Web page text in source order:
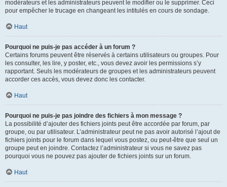
modérateurs et les administrateurs peuvent le modifier ou le supprimer. Ceci
pour empêcher le trucage en changeant les intitulés en cours de sondage.
Haut
Pourquoi ne puis-je pas accéder à un forum ?
Certains forums peuvent être réservés à certains utilisateurs ou groupes. Pour
les consulter, les lire, y poster, etc., vous devez avoir les permissions s’y
rapportant. Seuls les modérateurs de groupes et les administrateurs peuvent
accorder ces accès, vous devez donc les contacter.
Haut
Pourquoi ne puis-je pas joindre des fichiers à mon message ?
La possibilité d’ajouter des fichiers joints peut être accordée par forum, par
groupe, ou par utilisateur. L’administrateur peut ne pas avoir autorisé l’ajout de
fichiers joints pour le forum dans lequel vous postez, ou peut-être que seul un
groupe peut en joindre. Contactez l’administrateur si vous ne savez pas
pourquoi vous ne pouvez pas ajouter de fichiers joints sur un forum.
Haut